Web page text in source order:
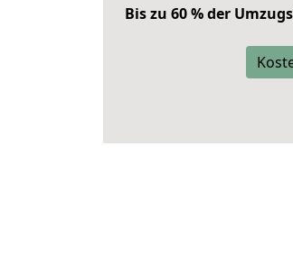
Bis zu 60 % der